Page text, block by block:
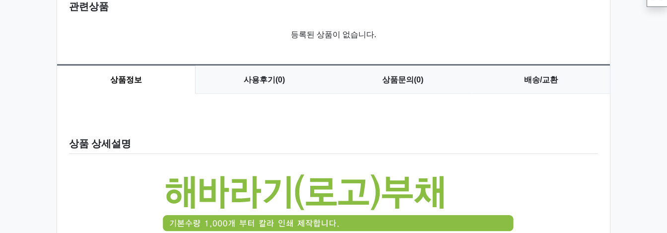
관련상품
등록된 상품이 없습니다.
상품정보 사용후기(0) 상품문의(0) 배송/교환
상품 상세설명